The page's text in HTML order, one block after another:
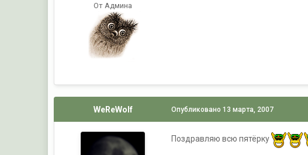
От Админа
WeReWolf Опубликовано13 марта, 2007
Поздравляю всю пятёрку